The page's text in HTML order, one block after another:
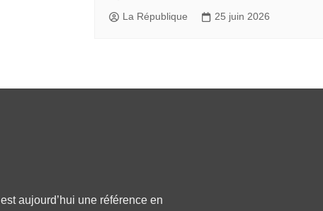
La République 25 juin 2026
est aujourd’hui une référence en